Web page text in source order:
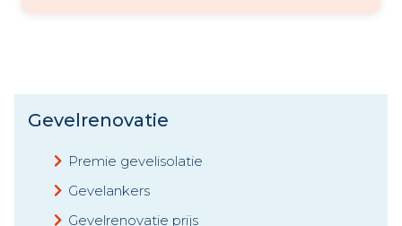
Gevelrenovatie
Premie gevelisolatie
Gevelankers
Gevelrenovatie prijs